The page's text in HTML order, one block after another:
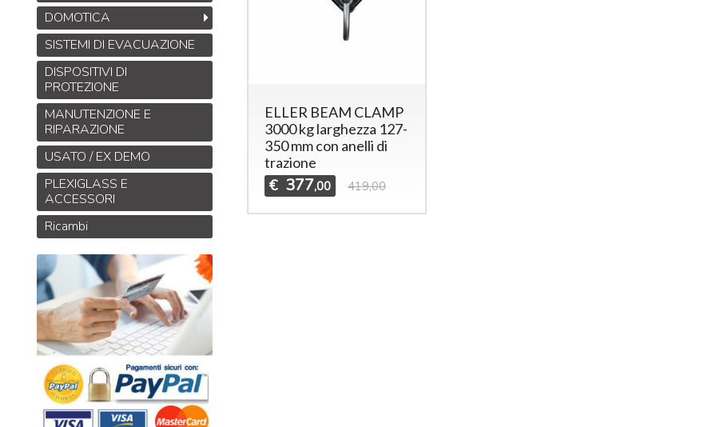
ELLER BEAM CLAMP
3000 kg larghezza 127-
350 mm con anelli di
trazione
€ 377,00 419,00
DOMOTICA
SISTEMI DI EVACUAZIONE
DISPOSITIVI DI
PROTEZIONE
MANUTENZIONE E
RIPARAZIONE
USATO / EX DEMO
PLEXIGLASS E
ACCESSORI
Ricambi